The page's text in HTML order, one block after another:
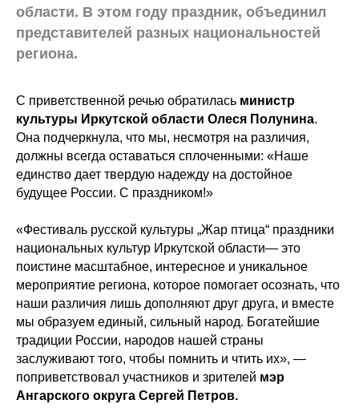
области. В этом году праздник, объединил
представителей разных национальностей
региона.
С приветственной речью обратилась министр
культуры Иркутской области Олеся Полунина.
Она подчеркнула, что мы, несмотря на различия,
должны всегда оставаться сплоченными: «Наше
единство дает твердую надежду на достойное
будущее России. С праздником!»
«Фестиваль русской культуры „Жар птица“ праздники
национальных культур Иркутской области— это
поистине масштабное, интересное и уникальное
мероприятие региона, которое помогает осознать, что
наши различия лишь дополняют друг друга, и вместе
мы образуем единый, сильный народ. Богатейшие
традиции России, народов нашей страны
заслуживают того, чтобы помнить и чтить их», —
поприветствовал участников и зрителей мэр
Ангарского округа Сергей Петров.